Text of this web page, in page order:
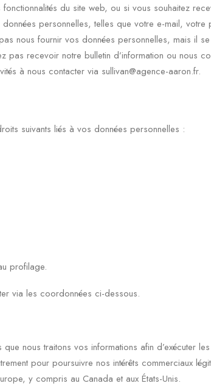
du site web, ou si vous souhaitez
personnelles, telles que votre e-mail,
nous fournir vos données personnelles, mais il
pas recevoir notre bulletin d’information ou nous
à nous contacter via sullivan@agence-aaron.fr.
suivants liés à vos données personnelles :
profilage.
via les coordonnées ci-dessous.
nous traitons vos informations afin d’exécuter
pour poursuivre nos intérêts commerciaux
y compris au Canada et aux États-Unis.